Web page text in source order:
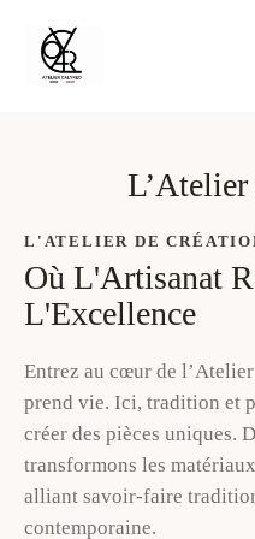
L’Atelier
L'ATELIER DE
Où L'Artisanat
L'Excellence
Entrez au cœur de
prend vie. Ici, tradition et
créer des pièces uniques.
transformons les
alliant savoir-faire
contemporaine.